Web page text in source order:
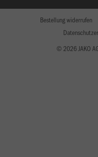
© 2026 JAKO
Bestellung widerrufen